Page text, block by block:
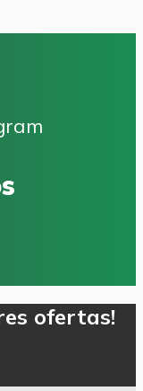
ofertas!